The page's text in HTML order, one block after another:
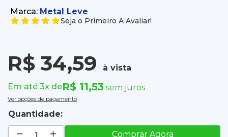
Marca: Metal Leve
Seja o Primeiro A Avaliar!
R$ 34,59
à vista
Em até 3x deR$ 11,53 sem juros
Ver opções de pagamento
Quantidade:
Comprar Agora